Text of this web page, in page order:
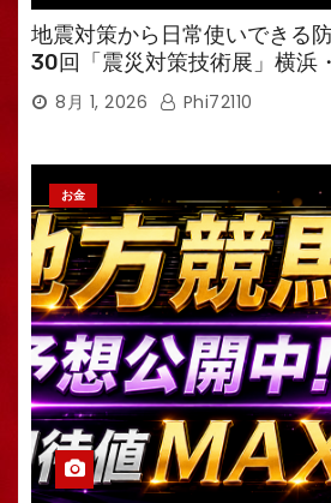
地震対策から日常使いできる
30回「震災対策技術展」横浜
えるTV・高荷智也］
8月 1, 2026 Phi72110
お金